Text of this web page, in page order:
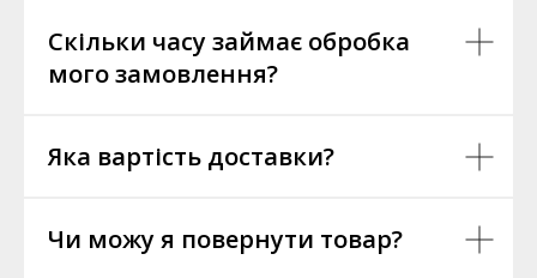
Скільки часу займає обробка
мого замовлення?
Яка вартість доставки?
Чи можу я повернути товар?